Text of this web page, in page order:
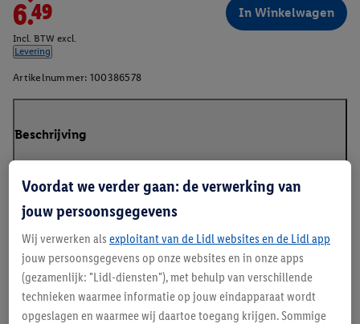
6.49
Incl. BTW excl.
Levering
In Winkelwagen
Artikelnummer: 100386578
Beschrijving
Details over productveiligheid
Voordat we verder gaan: de verwerking van
jouw persoonsgegevens
Wij verwerken als exploitant van de Lidl websites en de Lidl app
jouw persoonsgegevens op onze websites en in onze apps
(gezamenlijk: "Lidl-diensten"), met behulp van verschillende
technieken waarmee informatie op jouw eindapparaat wordt
opgeslagen en waarmee wij daartoe toegang krijgen. Sommige